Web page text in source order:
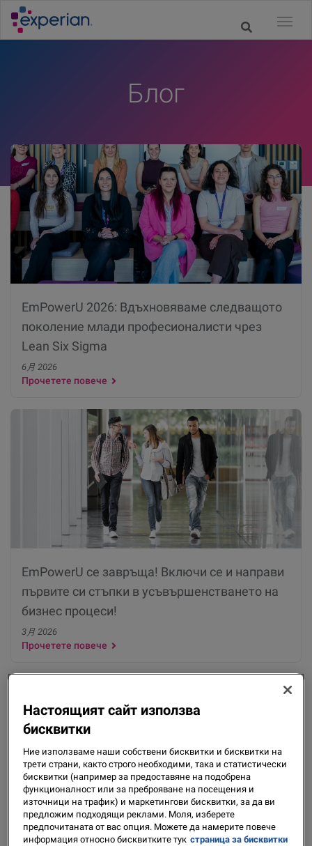
Блог
EmPowerU 2026: Вдъхновяваме следващото
поколение млади професионалисти чрез
Lean Six Sigma
6月 2026
Прочетете повече
EmPowerU се завръща! Включи се и направи
първите си стъпки в усъвършенстването на
бизнес процеси!
3月 2026
Прочетете повече
Партньорства с българските университети:
Настоящият сайт използва
бисквитки
Ние използваме наши собствени бисквитки и бисквитки на
трети страни, както строго необходими, така и статистически
бисквитки (например за предоставяне на подобрена
функционалност или за преброяване на посещения и
източници на трафик) и маркетингови бисквитки, за да ви
предложим подходящи реклами. Моля, изберете
предпочитаната от вас опция. Можете да намерите повече
информация относно бисквитките тук страница за бисквитки